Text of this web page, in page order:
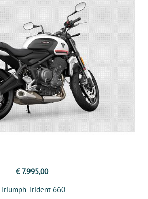
€ 7.995,00
Triumph Trident 660